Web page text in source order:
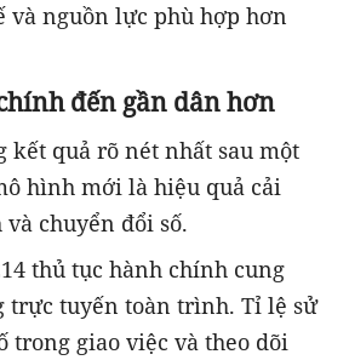
và nguồn lực phù hợp hơn
đến gần dân hơn
kết quả rõ nét nhất sau một
hình mới là hiệu quả cải
chuyển đổi số.
thủ tục hành chính cung
trực tuyến toàn trình. Tỉ lệ sử
trong giao việc và theo dõi